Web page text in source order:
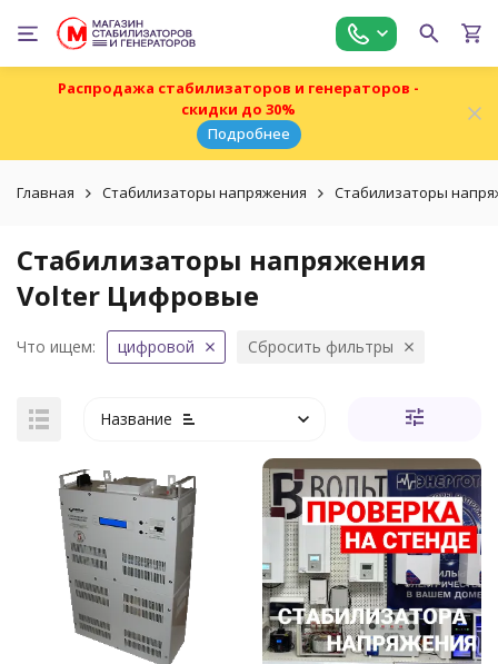
Распродажа стабилизаторов и генераторов -
скидки до 30%
Подробнее
Главная Стабилизаторы напряжения Стабилизаторы
Стабилизаторы напряжения
Volter Цифровые
Что ищем: цифровой Сбросить фильтры
Название